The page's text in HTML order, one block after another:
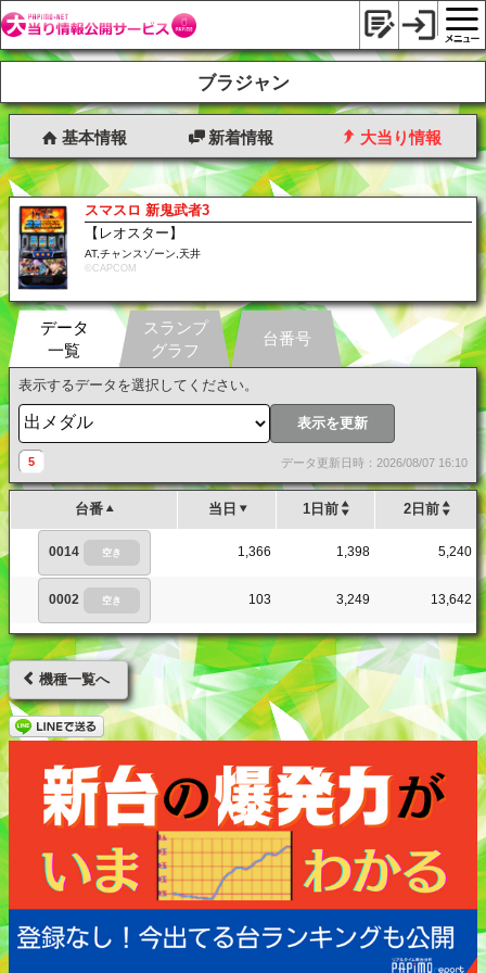
ブラジャン
基本情報 新着情報 大当り情報
スマスロ 新鬼武者3
【レオスター】
AT,チャンスゾーン,天井
©CAPCOM
データ
一覧
表示するデータを選択してください。
表示を更新
5 データ更新日時：2026/08/07 16:10
台番 当日 1日前 2日前
0014 空き 1,366 1,398 5,240
0002 空き 103 3,249 13,642
スランプ
グラフ
台番号
機種一覧へ